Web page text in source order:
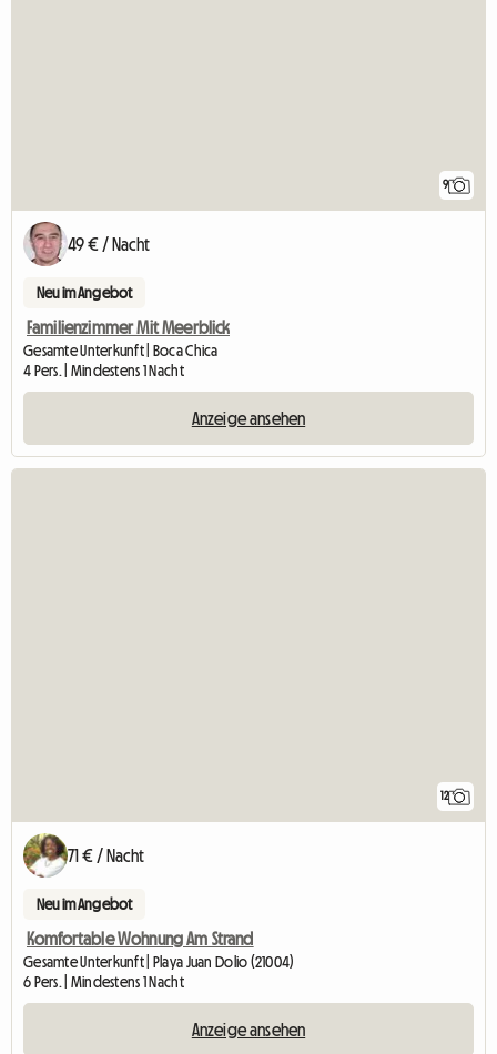
9
49 € / Nacht
Neu im Angebot
Familienzimmer Mit Meerblick
Gesamte Unterkunft | Boca Chica
4 Pers. | Mindestens 1 Nacht
Anzeige ansehen
12
71 € / Nacht
Neu im Angebot
Komfortable Wohnung Am Strand
Gesamte Unterkunft | Playa Juan Dolio (21004)
6 Pers. | Mindestens 1 Nacht
Anzeige ansehen